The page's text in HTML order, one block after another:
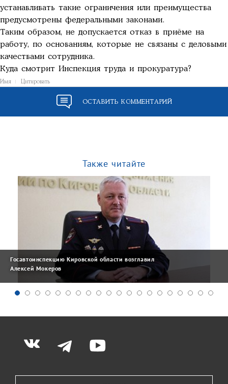
устанавливать такие ограничения или преимущества
предусмотрены федеральными законами.
Таким образом, не допускается отказ в приёме на
работу, по основаниям, которые не связаны с деловыми
качествами сотрудника.
Куда смотрит Инспекция труда и прокуратура?
Имя Цитировать
ОСТАВИТЬ КОММЕНТАРИЙ
Также читайте
Госавтоинспекцию Кировской области возглавил
Алексей Мокеров